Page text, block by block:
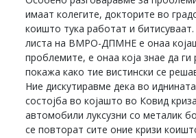
имаат колегите, докторите во
коишто тука работат и
листа на ВМРО-ДПМНЕ е онаа
проблемите, е онаа која знае да
покажа како тие вистински се
Ние дискутиравме дека во
состојба во којашто во Ковид
автомобили луксузни со металик
се повторат сите оние кризи